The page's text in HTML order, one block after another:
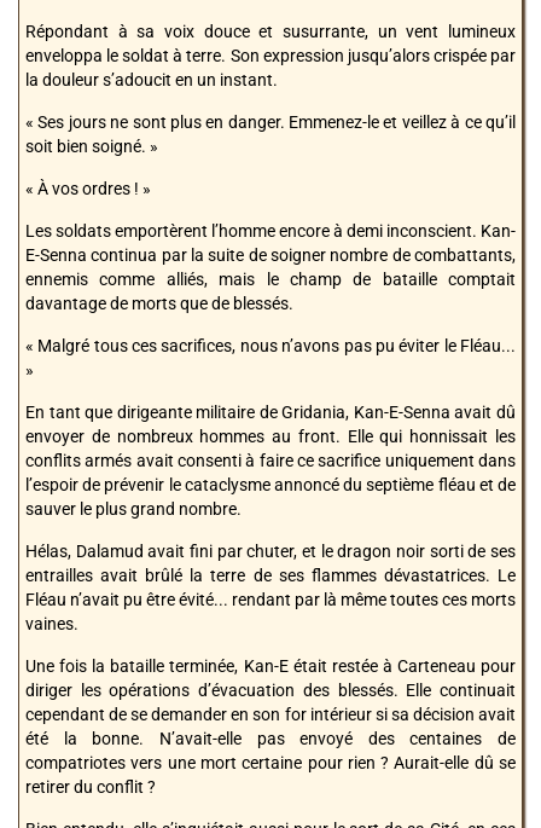
Répondant à sa voix douce et susurrante, un vent lumineux
enveloppa le soldat à terre. Son expression jusqu’alors crispée par
la douleur s’adoucit en un instant.
« Ses jours ne sont plus en danger. Emmenez-le et veillez à ce qu’il
soit bien soigné. »
« À vos ordres ! »
Les soldats emportèrent l’homme encore à demi inconscient. Kan-
E-Senna continua par la suite de soigner nombre de combattants,
ennemis comme alliés, mais le champ de bataille comptait
davantage de morts que de blessés.
« Malgré tous ces sacrifices, nous n’avons pas pu éviter le Fléau...
»
En tant que dirigeante militaire de Gridania, Kan-E-Senna avait dû
envoyer de nombreux hommes au front. Elle qui honnissait les
conflits armés avait consenti à faire ce sacrifice uniquement dans
l’espoir de prévenir le cataclysme annoncé du septième fléau et de
sauver le plus grand nombre.
Hélas, Dalamud avait fini par chuter, et le dragon noir sorti de ses
entrailles avait brûlé la terre de ses flammes dévastatrices. Le
Fléau n’avait pu être évité... rendant par là même toutes ces morts
vaines.
Une fois la bataille terminée, Kan-E était restée à Carteneau pour
diriger les opérations d’évacuation des blessés. Elle continuait
cependant de se demander en son for intérieur si sa décision avait
été la bonne. N’avait-elle pas envoyé des centaines de
compatriotes vers une mort certaine pour rien ? Aurait-elle dû se
retirer du conflit ?